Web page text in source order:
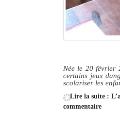
Née le 20 février
certains jeux
scolariser les
Lire la suite :
commentaire